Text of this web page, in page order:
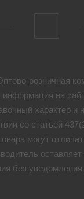
розничная
на
характер и
со статьей
могут
без